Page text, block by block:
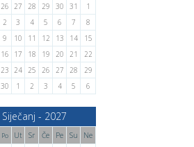
26
27 28 29 30 31
1
2
3 4 5 6 7
8
9
10 11 12 13 14
15
16
17 18 19 20 21
22
23
24 25 26 27 28
29
30
1 2 3 4 5 6
Siječanj - 2027
Po Ut Sr Če Pe Su
Ne